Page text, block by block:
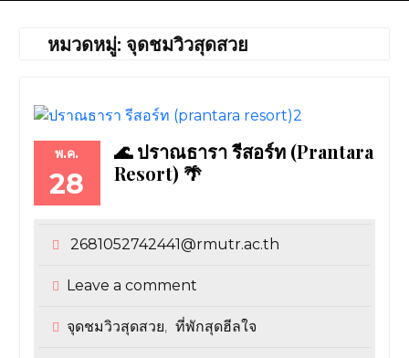
หมวดหมู่: จุดชมวิวสุดสวย
พ.ค.
28
🌊 ปราณธารา รีสอร์ท (Prantara
Resort) 🌴
2681052742441@rmutr.ac.th
Leave a comment
จุดชมวิวสุดสวย, ที่พักสุดฮีลใจ